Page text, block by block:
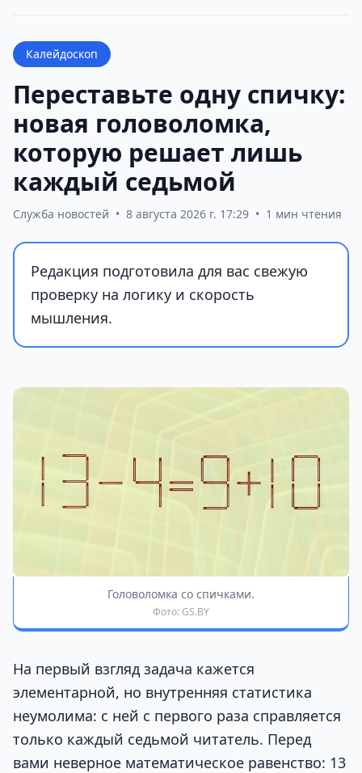
Калейдоскоп
Переставьте одну спичку:
новая головоломка,
которую решает лишь
каждый седьмой
Служба новостей • 8 августа 2026 г. 17:29 • 1 мин чтения
Редакция подготовила для вас свежую
проверку на логику и скорость
мышления.
Головоломка со спичками.
Фото: GS.BY
На первый взгляд задача кажется
элементарной, но внутренняя статистика
неумолима: с ней с первого раза справляется
только каждый седьмой читатель. Перед
вами неверное математическое равенство: 13